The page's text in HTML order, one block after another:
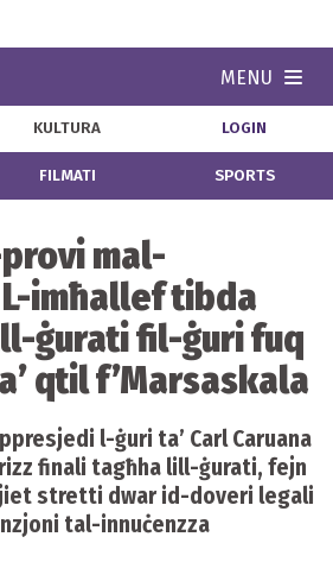
MENU
KULTURA LOGIN
FILMATI SPORTS
mal-
imħallef tibda
ġurati fil-ġuri fuq
qtil f’Marsaskala
l-ġuri ta’ Carl Caruana
finali tagħha lill-ġurati, fejn
stretti dwar id-doveri legali
tal-innuċenzza